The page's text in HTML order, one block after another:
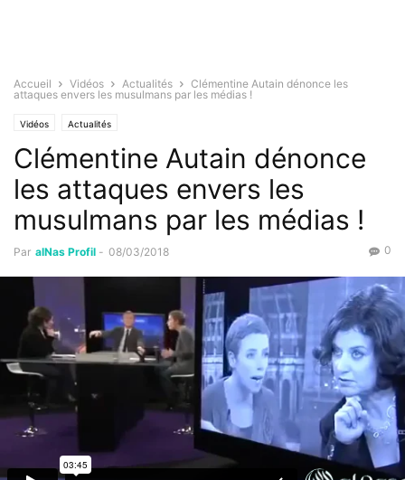
Accueil Vidéos Actualités
Clémentine Autain dénonce les
attaques envers les musulmans par les médias !
Vidéos Actualités
Clémentine Autain dénonce
les attaques envers les
musulmans par les médias !
Par alNas Profil - 08/03/2018 0